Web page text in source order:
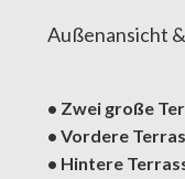
Außenansicht
• Zwei große
• Vordere
• Hintere